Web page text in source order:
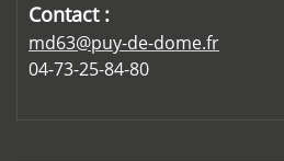
Contact :
md63@puy-de-dome.fr
04-73-25-84-80